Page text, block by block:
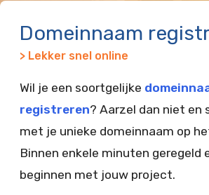
Domeinnaam
> Lekker snel online
Wil je een soortgelijke
registreren? Aarzel dan niet
met je unieke domeinnaam op
Binnen enkele minuten geregeld
beginnen met jouw project.